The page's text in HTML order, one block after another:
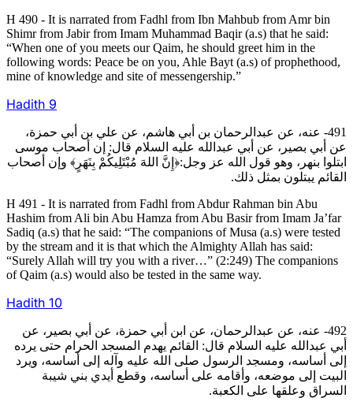
H 490 - It is narrated from Fadhl from Ibn Mahbub from Amr bin
Shimr from Jabir from Imam Muhammad Baqir (a.s) that he said:
“When one of you meets our Qaim, he should greet him in the
following words: Peace be on you, Ahle Bayt (a.s) of prophethood,
mine of knowledge and site of messengership.”
Hadith 9
491- عنه، عن عبدالرحمان بن أبي هاشم، عن علي بن أبي حمزة،
عن أبي بصير، عن أبي عبدالله عليه السلام قال: إن أصحاب موسى
ابتلوا بنهر، وهو قول الله عز وجل:﴿إِنَّ اللهَ مُبْتَلِيكُمْ بِنَهَرٍ﴾ وإن أصحاب
القائم يبتلون بمثل ذلك.
H 491 - It is narrated from Fadhl from Abdur Rahman bin Abu
Hashim from Ali bin Abu Hamza from Abu Basir from Imam Ja’far
Sadiq (a.s) that he said: “The companions of Musa (a.s) were tested
by the stream and it is that which the Almighty Allah has said:
“Surely Allah will try you with a river…” (2:249) The companions
of Qaim (a.s) would also be tested in the same way.
Hadith 10
492- عنه، عن عبدالرحمان، عن ابن أبي حمزة، عن أبي بصير، عن
أبي عبدالله عليه السلام قال: القائم يهدم المسجد الحرام حتى يرده
إلى أساسه، ومسجد الرسول صلى الله عليه وآله إلى أساسه، ويرد
البيت إلى موضعه، وأقامه على أساسه، وقطع أيدي بني شيبة
السراق وعلقها على الكعبة.